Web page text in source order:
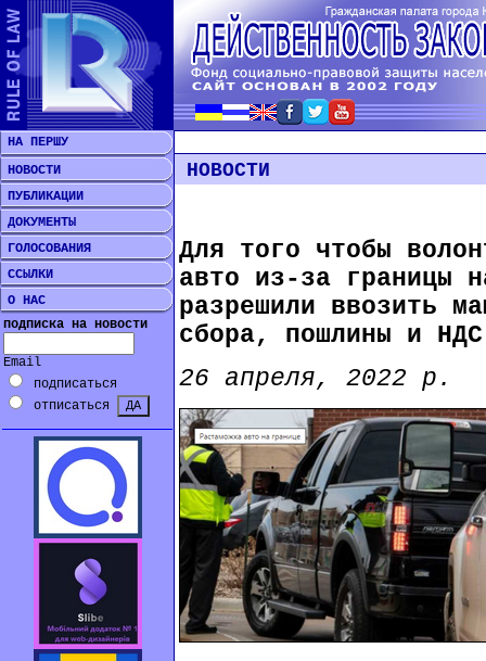
НА ПЕРШУ
НОВОСТИ
ПУБЛИКАЦИИ
ДОКУМЕНТЫ
ГОЛОСОВАНИЯ
ССЫЛКИ
О НАС
подписка на новости
Email
подписаться
отписаться
НОВОСТИ
Для того чтобы
авто из-за границы
разрешили ввозить
сбора, пошлины и
26 апреля, 2022 р.